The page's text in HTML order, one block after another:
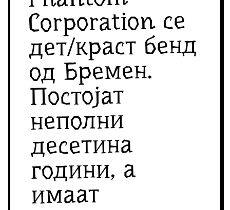
Corporation се
дет/краст бенд
од Бремен.
Постојат
неполни
десетина
години, а
имаат